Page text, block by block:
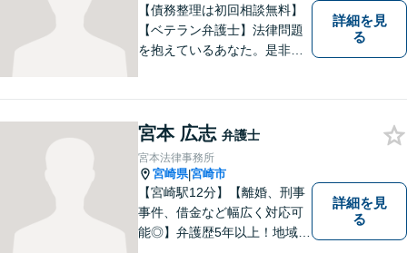
【債務整理は初回相談無料】
【ベテラン弁護士】法律問題
を抱えているあなた。是非一
詳細を見
る
宮本 広志 弁護士
宮本法律事務所
宮崎県|宮崎市
【宮崎駅12分】【離婚、刑事
事件、借金など幅広く対応可
能◎】弁護歴5年以上！地域に
詳細を見
る